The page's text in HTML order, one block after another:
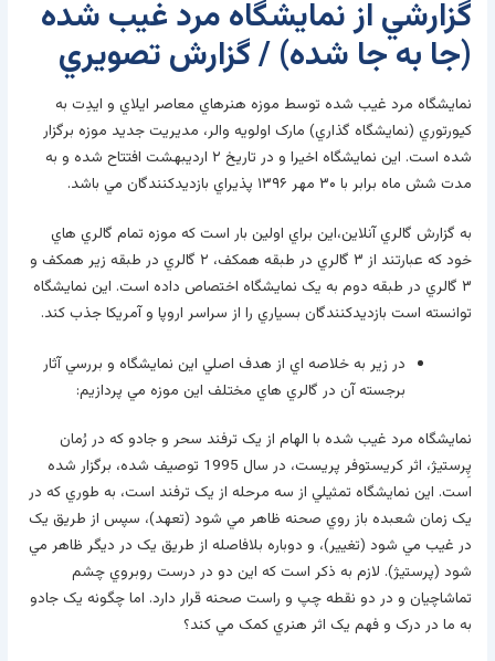
گزارشي از نمايشگاه مرد غيب شده
(جا به جا شده) / گزارش تصويري
نمايشگاه مرد غيب شده توسط موزه هنرهاي معاصر ايلاي و ايدِت به
کيورتوري (نمايشگاه گذاري) مارک اولويه والر، مديريت جديد موزه برگزار
شده است. اين نمايشگاه اخيرا و در تاريخ ۲ ارديبهشت افتتاح شده و به
مدت شش ماه برابر با ۳۰ مهر ۱۳۹۶ پذيراي بازديدکنندگان مي باشد.
به گزارش گالري آنلاين،اين براي اولين بار است که موزه تمام گالري هاي
خود که عبارتند از ۳ گالري در طبقه همکف، ۲ گالري در طبقه زير همکف و
۳ گالري در طبقه دوم به يک نمايشگاه اختصاص داده است. اين نمايشگاه
توانسته است بازديدکنندگان بسياري را از سراسر اروپا و آمريکا جذب کند.
در زير به خلاصه اي از هدف اصلي اين نمايشگاه و بررسي آثار
برجسته آن در گالري هاي مختلف اين موزه مي پردازيم:
نمايشگاه مرد غيب شده با الهام از يک ترفند سحر و جادو که در رُمان
پِرستيژ، اثر کريستوفر پريست، در سال 1995 توصيف شده، برگزار شده
است. اين نمايشگاه تمثيلي از سه مرحله از يک ترفند است، به طوري که در
يک زمان شعبده باز روي صحنه ظاهر مي شود (تعهد)، سپس از طريق يک
در غيب مي شود (تغيير)، و دوباره بلافاصله از طريق يک در ديگر ظاهر مي
شود (پرستيژ). لازم به ذکر است که اين دو در درست روبروي چشم
تماشاچيان و در دو نقطه چپ و راست صحنه قرار دارد. اما چگونه يک جادو
به ما در درک و فهم يک اثر هنري کمک مي کند؟